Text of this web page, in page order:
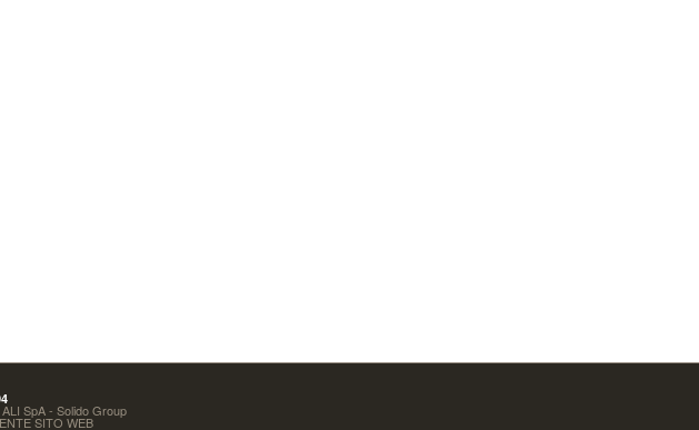
SpA - Solido Group
SITO WEB